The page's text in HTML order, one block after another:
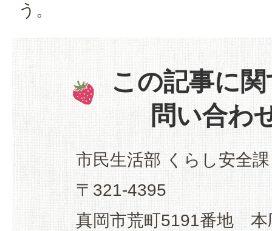
う。
この記事に
問い合わ
市民生活部 くらし安全
〒321-4395
真岡市荒町5191番地 本